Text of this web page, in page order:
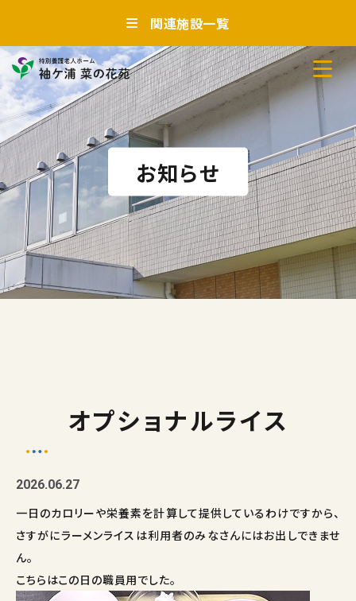
関連施設一覧
お知らせ
オプショナルライス
2026.06.27
一日のカロリーや栄養素を計算して提供しているわけですから、
さすがにラーメンライスは利用者のみなさんにはお出しできませ
ん。
こちらはこの日の職員用でした。